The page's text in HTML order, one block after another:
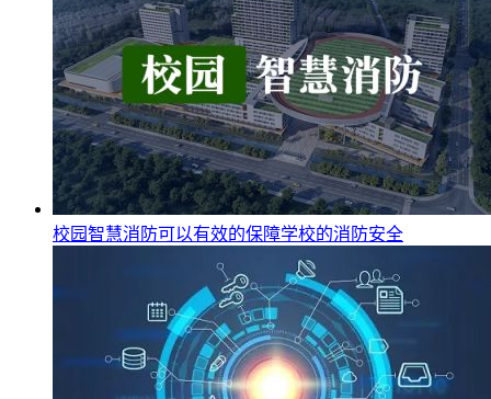
校园智慧消防可以有效的保障学校的消防安全